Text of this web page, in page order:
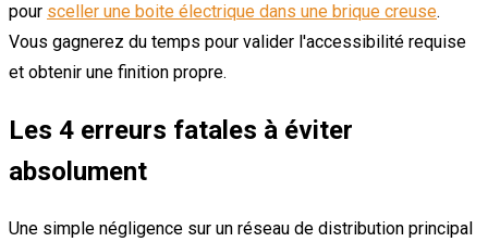
pour sceller une boite électrique dans une brique creuse.
Vous gagnerez du temps pour valider l'accessibilité requise
et obtenir une finition propre.
Les 4 erreurs fatales à éviter
absolument
Une simple négligence sur un réseau de distribution principal